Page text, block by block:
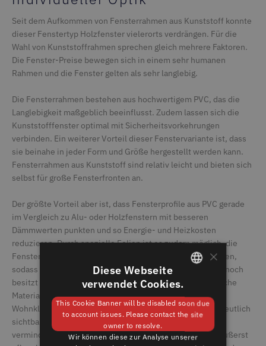
Seit dem Aufkommen von Fensterrahmen aus Kunststoff konnte
dieser Fenstertyp Holzfenster vielerorts verdrängen. Für die
Wahl von Kunststoffrahmen sprechen gleich mehrere Faktoren.
Die Fenster-Preise bewegen sich in einem sehr humanen
Rahmen und die Fenster gelten als sehr langlebig.
Die Fensterrahmen bestehen aus hochwertigem PVC, das die
Langlebigkeit maßgeblich beeinflusst. Zudem lassen sich die
Kunststofffenster optimal mit Sicherheitsvorkehrungen
verbinden. Ein weiterer Vorteil dieser Fenstervariante ist, dass
sie beinahe in jeder Form und Größe hergestellt werden kann.
Fensterrahmen aus Kunststoff sind relativ leicht und bieten sich
selbst für große Fensterfronten an.
Der größte Vorteil aber ist, dass Fensterprofile aus PVC gerade
im Vergleich zu Alu- oder Holzfenstern mit besseren
Dämmwerten punkten und so Energie- und Heizkosten
reduzieren. Durch spezielle Folien ist es zudem möglich, die
Fensterrahmen aus Kunststoff in vielen Farben zu gestalten,
sodass sie sich optimal in die Hausfassade einfügen. Dennoch
besitzt auch ein Kunststofffenster Nachteile. Das künstliche
Material verbessert, anders als Holzfenster, nicht das
Wohnklima. Bei sehr hellen Rahmen kann sich Schmutz deutlich
sichtbar auf dem Kunststoff ablegen, wodurch die Optik
vermindert wird. Dennoch gelten Kunststoffrahmen als äußerst
GERMAN
ENGLISH
×
Diese Webseite
verwendet Cookies.
This Cookie Banner will be disabled soon due
to account issues. Please contact the site
owner to resolve.
Wir können diese zur Analyse unserer